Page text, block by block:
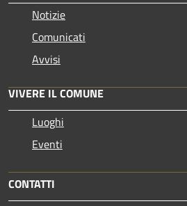
Notizie
Comunicati
Avvisi
VIVERE IL COMUNE
Luoghi
Eventi
CONTATTI